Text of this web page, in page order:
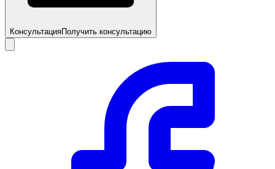
КонсультацияПолучить консультацию